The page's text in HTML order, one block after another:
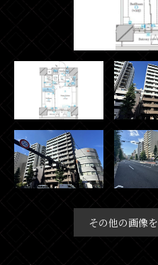
その他の画像